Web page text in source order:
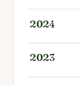
2024
2023